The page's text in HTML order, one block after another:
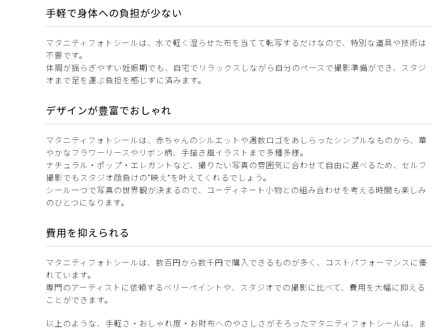
手軽で身体への負担が少ない
マタニティフォトシールは、水で軽く湿らせた布を当てて転写するだけなので、特別な道具や技術は
不要です。
体調が揺らぎやすい妊娠期でも、自宅でリラックスしながら自分のペースで撮影準備ができ、スタジ
オまで足を運ぶ負担を感じずに済みます。
デザインが豊富でおしゃれ
マタニティフォトシールは、赤ちゃんのシルエットや週数ロゴをあしらったシンプルなものから、華
やかなフラワーリースやリボン柄、手描き風イラストまで多種多様。
ナチュラル・ポップ・エレガントなど、撮りたい写真の雰囲気に合わせて自由に選べるため、セルフ
撮影でもスタジオ顔負けの“映え”を叶えてくれるでしょう。
シール一つで写真の世界観が決まるので、コーディネート小物との組み合わせを考える時間も楽しみ
のひとつになります。
費用を抑えられる
マタニティフォトシールは、数百円から数千円で購入できるものが多く、コストパフォーマンスに優
れています。
専門のアーティストに依頼するベリーペイントや、スタジオでの撮影に比べて、費用を大幅に抑える
ことができます。
以上のような、手軽さ・おしゃれ度・お財布へのやさしさがそろったマタニティフォトシールは、ま